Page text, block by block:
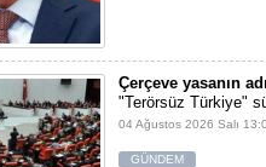
Çerçeve yasanın
"Terörsüz Türkiye"
04 Ağustos 2026 Salı
GÜNDEM